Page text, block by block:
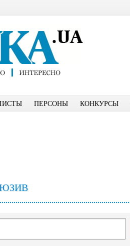
ПЕРСОНЫ КОНКУРСЫ